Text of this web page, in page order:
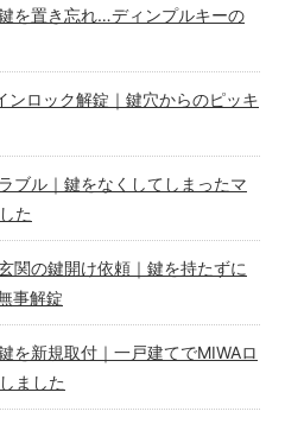
を置き忘れ…ディンプルキーの
ンロック解錠｜鍵穴からのピッキ
ブル｜鍵をなくしてしまったマ
た
関の鍵開け依頼｜鍵を持たずに
事解錠
を新規取付｜一戸建てでMIWAロ
ました